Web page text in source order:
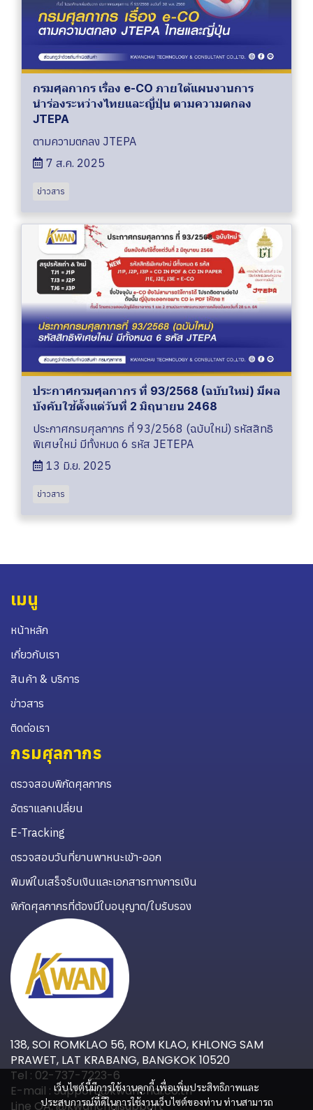
กรมศุลกากร เรื่อง e-CO ภายใต้แผนงานการ
นำร่องระหว่างไทยและญี่ปุ่น ตามความตกลง
JTEPA
ตามความตกลง JTEPA
7 ส.ค. 2025
ข่าวสาร
ประกาศกรมศุลกากร ที่ 93/2568 (ฉบับใหม่) มีผล
บังคับใช้ตั้งเเต่วันที่ 2 มิถุนายน 2468
ประกาศกรมศุลกากร ที่ 93/2568 (ฉบับใหม่) รหัสสิทธิ
พิเศษใหม่ มีทั้งหมด 6 รหัส JETEPA
13 มิ.ย. 2025
ข่าวสาร
เว็บไซต์นี้มีการใช้งานคุกกี้ เพื่อเพิ่มประสิทธิภาพและ
ประสบการณ์ที่ดีในการใช้งานเว็บไซต์ของท่าน ท่านสามารถ
เมนู
หน้าหลัก
เกี่ยวกับเรา
สินค้า & บริการ
ข่าวสาร
ติดต่อเรา
กรมศุลกากร
ตรวจสอบพิกัดศุลกากร
อัตราแลกเปลี่ยน
E-Tracking
ตรวจสอบวันที่ยานพาหนะเข้า-ออก
พิมพ์ใบเสร็จรับเงินและเอกสารทางการเงิน
พิกัดศุลกากรที่ต้องมีใบอนุญาต/ใบรับรอง
138, SOI ROMKLAO 56, ROM KLAO, KHLONG SAM
PRAWET, LAT KRABANG, BANGKOK 10520
Tel : 02-737-7223-6
E-mail : Support@kwanchai.co.th
Line OA: @kwanchaisupport